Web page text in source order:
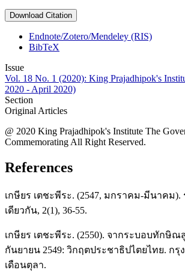
Download Citation
Endnote/Zotero/Mendeley (RIS)
BibTeX
Issue
Vol. 18 No. 1 (2020): King Prajadhipok's
2020 - April 2020)
Section
Original Articles
@ 2020 King Prajadhipok's Institute The
Commemorating All Right Reserved.
References
เกษียร เตชะพีระ. (2547, มกราคม-มีนาคม
เดียวกัน, 2(1), 36-55.
เกษียร เตชะพีระ. (2550). จากระบอบทักษิณ
กันยายน 2549: วิกฤตประชาธิปไตยไทย. กรุ
เดือนตุลา.